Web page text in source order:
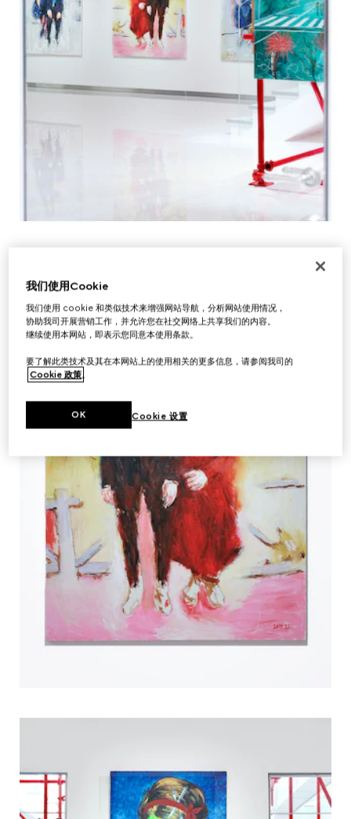
我们使用Cookie
我们使用 cookie 和类似技术来增强网站导航，分析网站使用情况，
协助我司开展营销工作，并允许您在社交网络上共享我们的内容。
继续使用本网站，即表示您同意本使用条款。
要了解此类技术及其在本网站上的使用相关的更多信息，请参阅我司的
Cookie 政策。
Cookie 设置
OK